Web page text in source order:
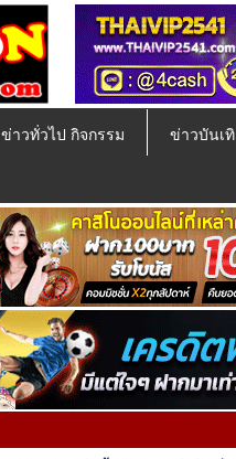
ข่าวทั่วไป กิจกรรม ข่าวบันเ